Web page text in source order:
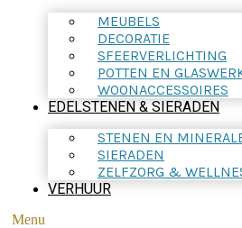
MEUBELS
DECORATIE
SFEERVERLICHTING
POTTEN EN
WOONACCESSOIRES
EDELSTENEN & SIERADEN
STENEN EN
SIERADEN
ZELFZORG &
VERHUUR
Menu